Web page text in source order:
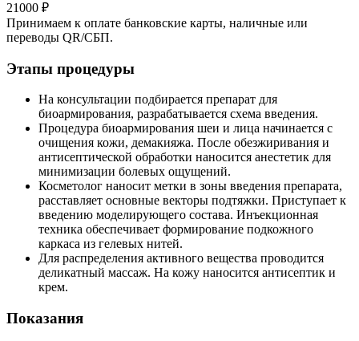
21000 ₽
Принимаем к оплате банковские карты, наличные или
переводы QR/СБП.
Этапы процедуры
На консультации подбирается препарат для
биоармирования, разрабатывается схема введения.
Процедура биоармирования шеи и лица начинается с
очищения кожи, демакияжа. После обезжиривания и
антисептической обработки наносится анестетик для
минимизации болевых ощущений.
Косметолог наносит метки в зоны введения препарата,
расставляет основные векторы подтяжки. Приступает к
введению моделирующего состава. Инъекционная
техника обеспечивает формирование подкожного
каркаса из гелевых нитей.
Для распределения активного вещества проводится
деликатный массаж. На кожу наносится антисептик и
крем.
Показания